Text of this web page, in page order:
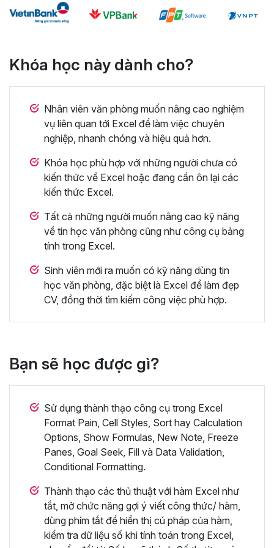
Khóa học này dành cho?
Nhân viên văn phòng muốn nâng cao nghiệm
vụ liên quan tới Excel để làm việc chuyên
nghiệp, nhanh chóng và hiệu quả hơn.
Khóa học phù hợp với những người chưa có
kiến thức về Excel hoặc đang cần ôn lại các
kiến thức Excel.
Tất cả những người muốn nâng cao kỹ năng
về tin học văn phòng cũng như công cụ bảng
tính trong Excel.
Sinh viên mới ra muốn có kỹ năng dùng tin
học văn phòng, đặc biệt là Excel để làm đẹp
CV, đồng thời tìm kiếm công việc phù hợp.
Bạn sẽ học được gì?
Sử dụng thành thạo công cụ trong Excel
Format Pain, Cell Styles, Sort hay Calculation
Options, Show Formulas, New Note, Freeze
Panes, Goal Seek, Fill và Data Validation,
Conditional Formatting.
Thành thạo các thủ thuật với hàm Excel như
tắt, mở chức năng gợi ý viết công thức/ hàm,
dùng phím tắt để hiển thị cú pháp của hàm,
kiểm tra dữ liệu số khi tính toán trong Excel,